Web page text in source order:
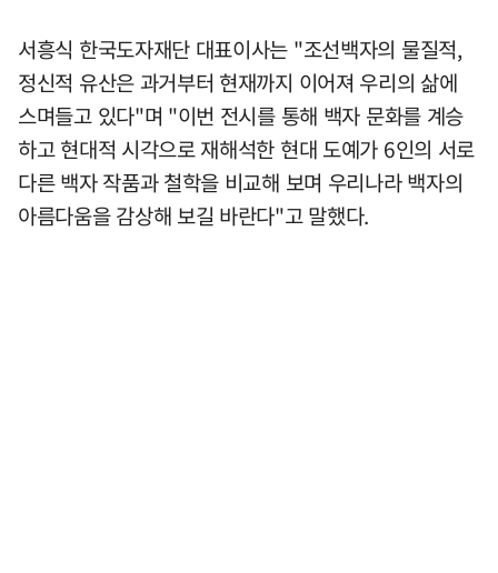
서흥식 한국도자재단 대표이사는 "조선백자의 물질적,
정신적 유산은 과거부터 현재까지 이어져 우리의 삶에
스며들고 있다"며 "이번 전시를 통해 백자 문화를 계승
하고 현대적 시각으로 재해석한 현대 도예가 6인의 서로
다른 백자 작품과 철학을 비교해 보며 우리나라 백자의
아름다움을 감상해 보길 바란다"고 말했다.